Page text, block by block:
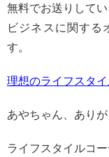
無料でお送りして
ビジネスに関する
す。
理想のライフスタ
あやちゃん、あり
ライフスタイルコ